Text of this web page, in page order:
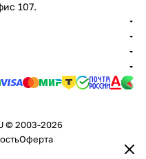
107.
© 2003-2026
Оферта